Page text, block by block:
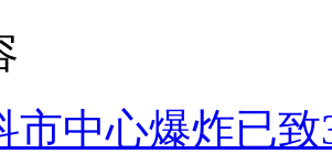
市中心爆炸已